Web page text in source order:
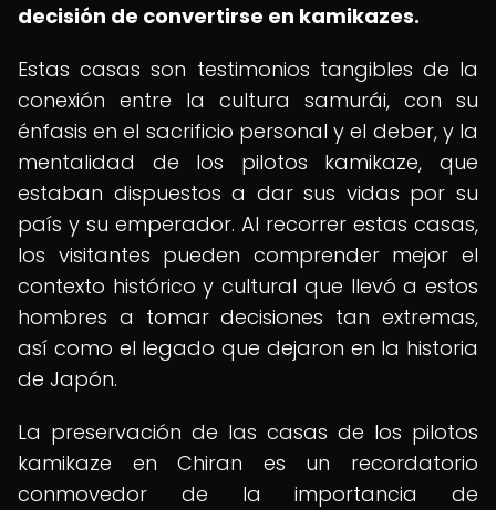
decisión de convertirse en kamikazes.
Estas casas son testimonios tangibles de la
conexión entre la cultura samurái, con su
énfasis en el sacrificio personal y el deber, y la
mentalidad de los pilotos kamikaze, que
estaban dispuestos a dar sus vidas por su
país y su emperador. Al recorrer estas casas,
los visitantes pueden comprender mejor el
contexto histórico y cultural que llevó a estos
hombres a tomar decisiones tan extremas,
así como el legado que dejaron en la historia
de Japón.
La preservación de las casas de los pilotos
kamikaze en Chiran es un recordatorio
conmovedor de la importancia de